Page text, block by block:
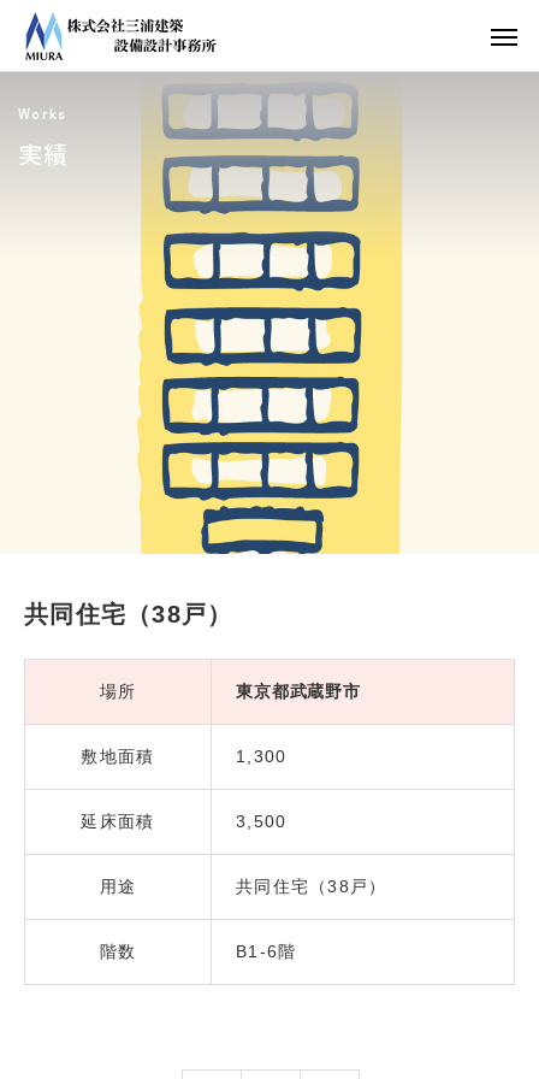
Works
実績
共同住宅（38戸）
場所 東京都武蔵野市
敷地面積 1,300
延床面積 3,500
用途 共同住宅（38戸）
階数 B1-6階